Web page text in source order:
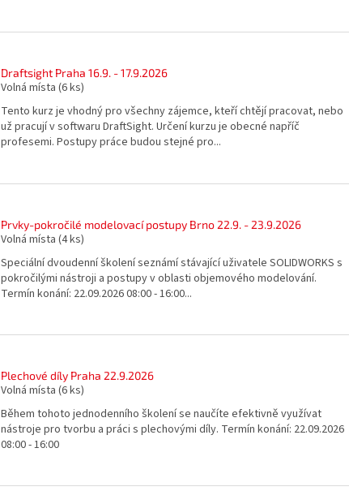
Draftsight Praha 16.9. - 17.9.2026
Volná místa (6 ks)
Tento kurz je vhodný pro všechny zájemce, kteří chtějí pracovat, nebo
už pracují v softwaru DraftSight. Určení kurzu je obecné napříč
profesemi. Postupy práce budou stejné pro...
Prvky-pokročilé modelovací postupy Brno 22.9. - 23.9.2026
Volná místa (4 ks)
Speciální dvoudenní školení seznámí stávající uživatele SOLIDWORKS s
pokročilými nástroji a postupy v oblasti objemového modelování.
Termín konání: 22.09.2026 08:00 - 16:00...
Plechové díly Praha 22.9.2026
Volná místa (6 ks)
Během tohoto jednodenního školení se naučíte efektivně využívat
nástroje pro tvorbu a práci s plechovými díly. Termín konání: 22.09.2026
08:00 - 16:00